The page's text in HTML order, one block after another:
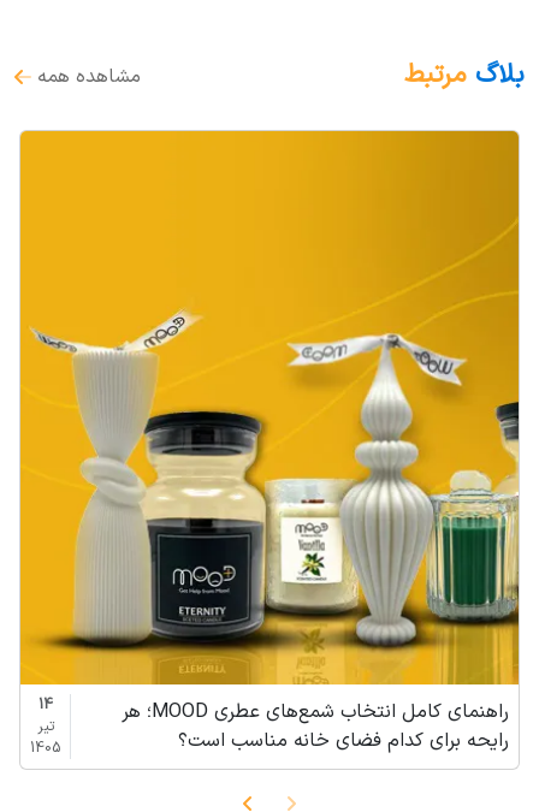
بلاگ مرتبط مشاهده همه
راهنمای کامل انتخاب شمع‌های عطری MOOD؛ هر
رایحه برای کدام فضای خانه مناسب است؟
14
تیر
1405